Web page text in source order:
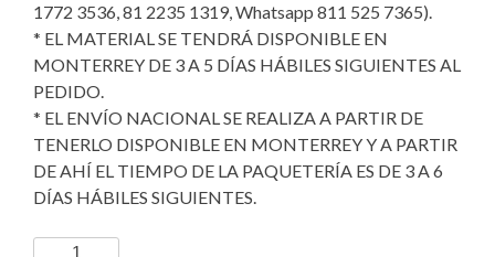
1772 3536, 81 2235 1319, Whatsapp 811 525 7365).
* EL MATERIAL SE TENDRÁ DISPONIBLE EN
MONTERREY DE 3 A 5 DÍAS HÁBILES SIGUIENTES AL
PEDIDO.
* EL ENVÍO NACIONAL SE REALIZA A PARTIR DE
TENERLO DISPONIBLE EN MONTERREY Y A PARTIR
DE AHÍ EL TIEMPO DE LA PAQUETERÍA ES DE 3 A 6
DÍAS HÁBILES SIGUIENTES.
TAPIZ